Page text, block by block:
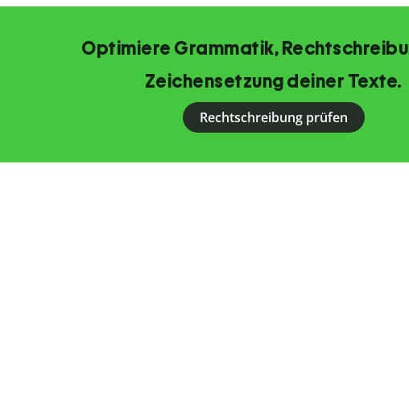
Optimiere Grammatik,
Zeichensetzung deiner Texte.
Rechtschreibung prüfen